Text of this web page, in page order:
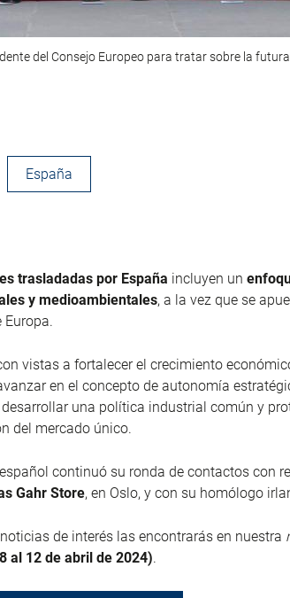
del Consejo Europeo para tratar sobre la
España
trasladadas por España incluyen un
y medioambientales, a la vez que se
Europa.
vistas a fortalecer el crecimiento
en el concepto de autonomía
una política industrial común y
del mercado único.
continuó su ronda de contactos con
Gahr Store, en Oslo, y con su homólogo
de interés las encontrarás en nuestra
al 12 de abril de 2024).